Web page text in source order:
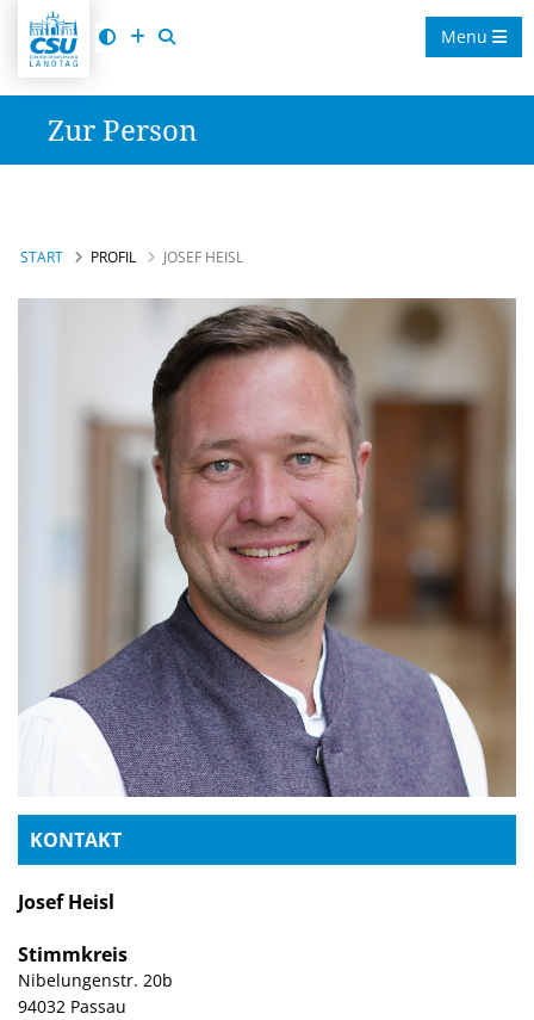
Menu
Zur Person
START PROFIL JOSEF HEISL
KONTAKT
Josef Heisl
Stimmkreis
Nibelungenstr. 20b
94032 Passau